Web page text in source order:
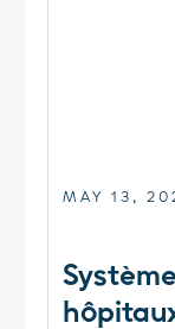
MAY 13,